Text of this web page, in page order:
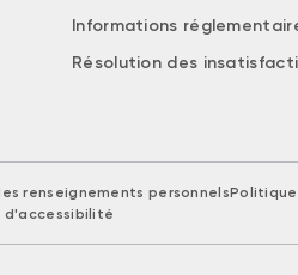
Informations
Résolution des
renseignements personnelsPolitique
d'accessibilité